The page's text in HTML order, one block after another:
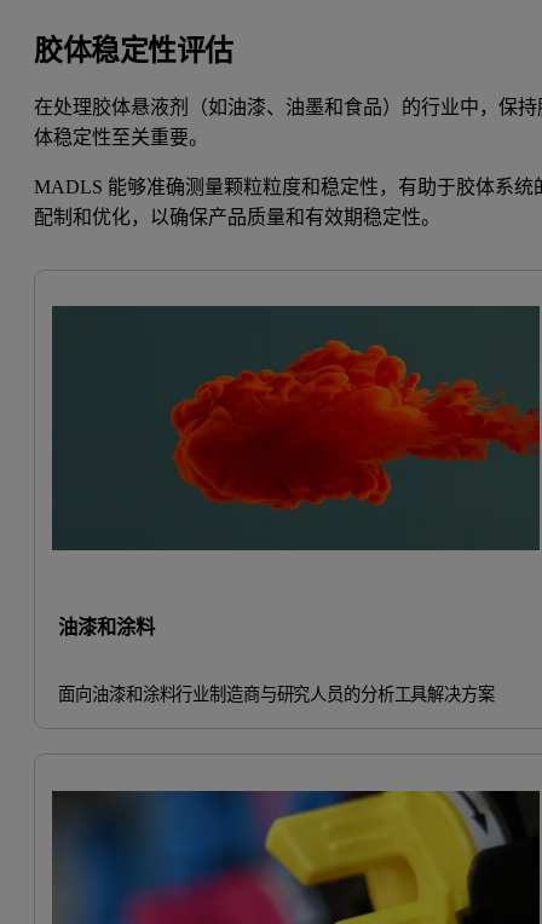
胶体稳定性评估
在处理胶体悬液剂（如油漆、油墨和食品）的行业中，保持
体稳定性至关重要。
MADLS 能够准确测量颗粒粒度和稳定性，有助于胶体系统
配制和优化，以确保产品质量和有效期稳定性。
油漆和涂料
面向油漆和涂料行业制造商与研究人员的分析工具解决方案